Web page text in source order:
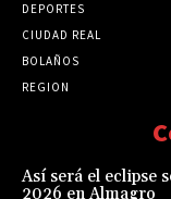
DEPORTES
CIUDAD REAL
BOLAÑOS
REGION
Así será el eclipse
2026 en Almagro